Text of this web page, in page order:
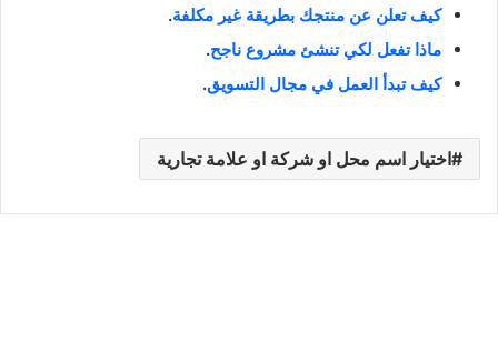
كيف تعلن عن منتجك بطريقة غير مكلفة.
ماذا تفعل لكي تنشئ مشروع ناجح.
كيف تبدأ العمل في مجال التسويق.
اختيار اسم محل او شركة او علامة تجارية